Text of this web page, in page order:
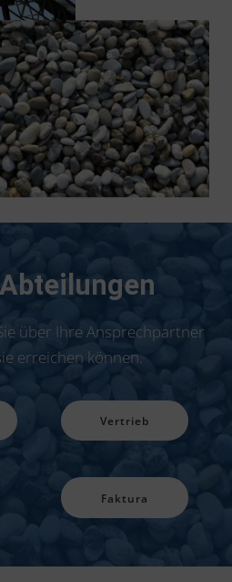
über Ihre Ansprechpartner
erreichen können.
Vertrieb
Faktura